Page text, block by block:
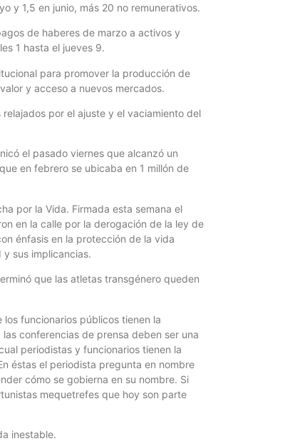
y 1,5 en junio, más 20 no remunerativos.
de haberes de marzo a activos y
1 hasta el jueves 9.
para promover la producción de
y acceso a nuevos mercados.
por el ajuste y el vaciamiento del
el pasado viernes que alcanzó un
en febrero se ubicaba en 1 millón de
por la Vida. Firmada esta semana el
en la calle por la derogación de la ley de
énfasis en la protección de la vida
sus implicancias.
que las atletas transgénero queden
los funcionarios públicos tienen la
conferencias de prensa deben ser una
periodistas y funcionarios tienen la
éstas el periodista pregunta en nombre
cómo se gobierna en su nombre. Si
mequetrefes que hoy son parte
inestable.